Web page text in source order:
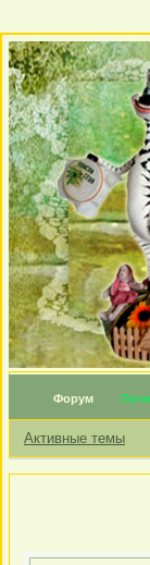
Форум
Активные темы